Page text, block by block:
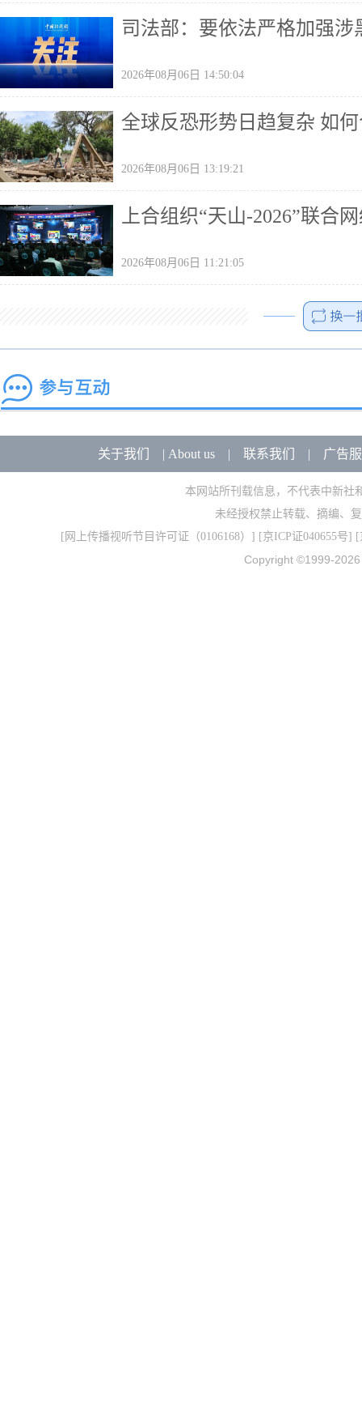
司法部：要依法严格加强
2026年08月06日 14:50:04
全球反恐形势日趋复杂 如
2026年08月06日 13:19:21
上合组织“天山-2026”联合
2026年08月06日 11:21:05
关于我们 | About us| 联系我们 | 广告
本网站所刊载信息，不代表中新社
未经授权禁止转载、摘编、
[ 网上传播视听节目许可证（0106168） ] [京ICP证040655号] [
Copyright ©1999-